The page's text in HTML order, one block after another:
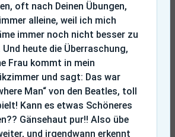
oft nach Deinen Übungen,
alleine, weil ich mich
immer noch nicht besser zu
Und heute die Überraschung,
Frau kommt in mein
und sagt: Das war
Man“ von den Beatles, toll
Kann es etwas Schöneres
Gänsehaut pur!! Also übe
und irgendwann erkennt